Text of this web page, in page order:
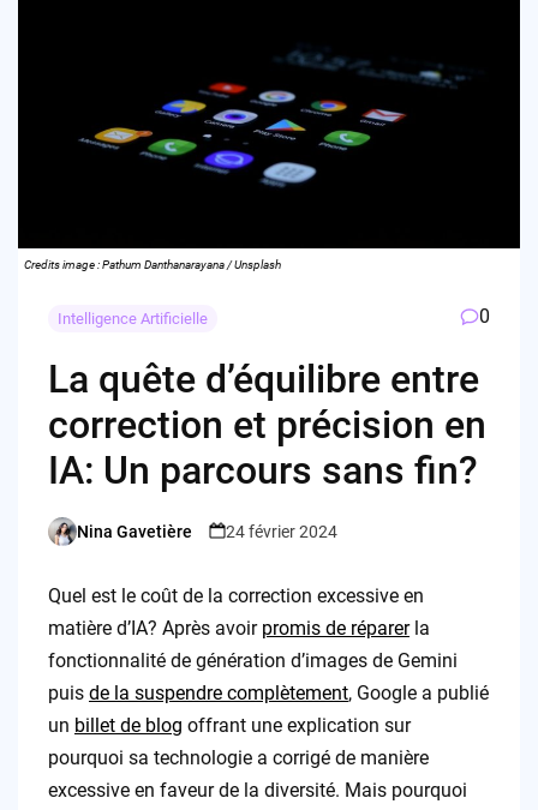
Credits image : Pathum Danthanarayana / Unsplash
Intelligence Artificielle 0
La quête d’équilibre entre
correction et précision en
IA: Un parcours sans fin?
Posted
Nina Gavetière 24 février 2024
Quel est le coût de la correction excessive en
matière d’IA? Après avoir promis de réparerla
fonctionnalité de génération d’images de Gemini
puis de la suspendre complètement, Google a publié
un billet de blog offrant une explication sur
pourquoi sa technologie a corrigé de manière
excessive en faveur de la diversité. Mais pourquoi